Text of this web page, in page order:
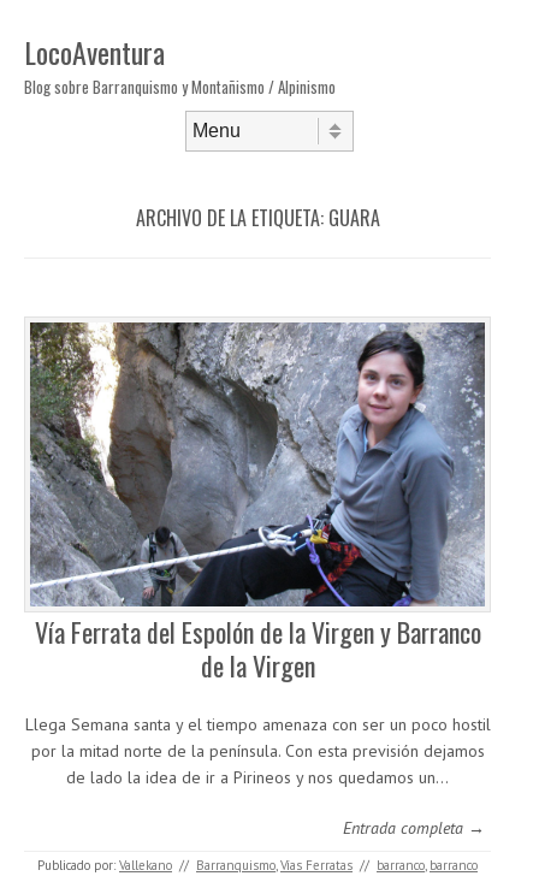
LocoAventura
Blog sobre Barranquismo y Montañismo / Alpinismo
ARCHIVO DE LA ETIQUETA: GUARA
Vía Ferrata del Espolón de la Virgen y Barranco
de la Virgen
Llega Semana santa y el tiempo amenaza con ser un poco hostil
por la mitad norte de la península. Con esta previsión dejamos
de lado la idea de ir a Pirineos y nos quedamos un…
Entrada completa →
Publicado por: Vallekano // Barranquismo,Vías Ferratas // barranco, barranco